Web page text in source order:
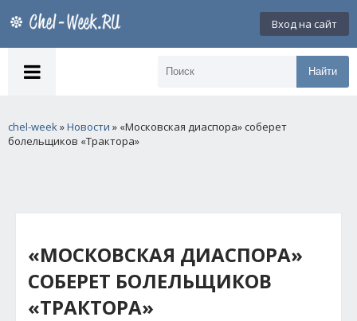
Вход на сайт
Найти
chel-week»Новости » «Московская диаспора» соберет
болельщиков «Трактора»
«МОСКОВСКАЯ ДИАСПОРА»
СОБЕРЕТ БОЛЕЛЬЩИКОВ
«ТРАКТОРА»